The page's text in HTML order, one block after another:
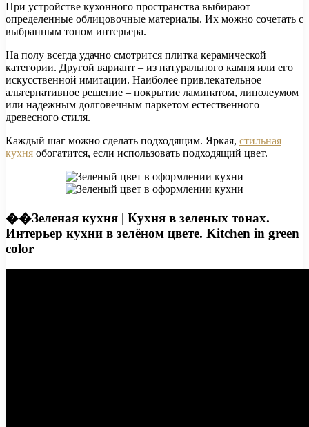
При устройстве кухонного пространства выбирают
определенные облицовочные материалы. Их можно сочетать с
выбранным тоном интерьера.
На полу всегда удачно смотрится плитка керамической
категории. Другой вариант – из натурального камня или его
искусственной имитации. Наиболее привлекательное
альтернативное решение – покрытие ламинатом, линолеумом
или надежным долговечным паркетом естественного
древесного стиля.
Каждый шаг можно сделать подходящим. Яркая, стильная
кухня обогатится, если использовать подходящий цвет.
��Зеленая кухня | Кухня в зеленых тонах.
Интерьер кухни в зелёном цвете. Kitchen in green
color